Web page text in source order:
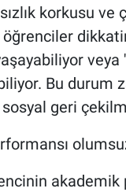
korkusu
öğrenciler
veya
Bu durum
geri